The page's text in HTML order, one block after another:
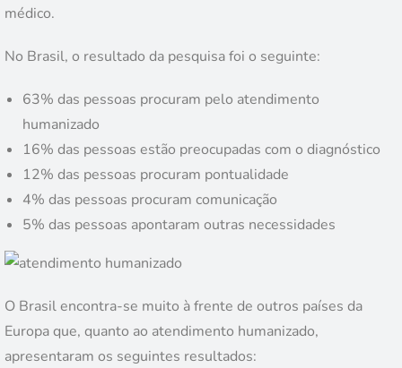
médico.
No Brasil, o resultado da pesquisa foi o seguinte:
63% das pessoas procuram pelo atendimento
humanizado
16% das pessoas estão preocupadas com o diagnóstico
12% das pessoas procuram pontualidade
4% das pessoas procuram comunicação
5% das pessoas apontaram outras necessidades
O Brasil encontra-se muito à frente de outros países da
Europa que, quanto ao atendimento humanizado,
apresentaram os seguintes resultados: